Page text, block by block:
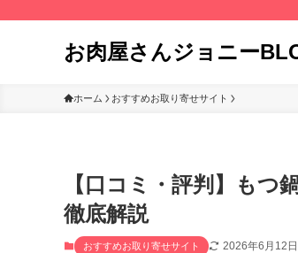
お肉屋さんジョニー
ホーム おすすめお取り寄せサイト
【口コミ・評判】もつ
徹底解説
おすすめお取り寄せサイト 2026年6月12日